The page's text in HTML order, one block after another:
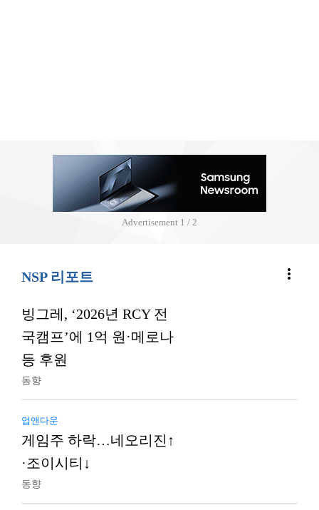
Advertisement 2 / 2
NSP 리포트 more_vert
빙그레, ‘2026년 RCY 전
국캠프’에 1억 원·메로나
등 후원
동향
업앤다운
게임주 하락…네오리진↑
·조이시티↓
동향